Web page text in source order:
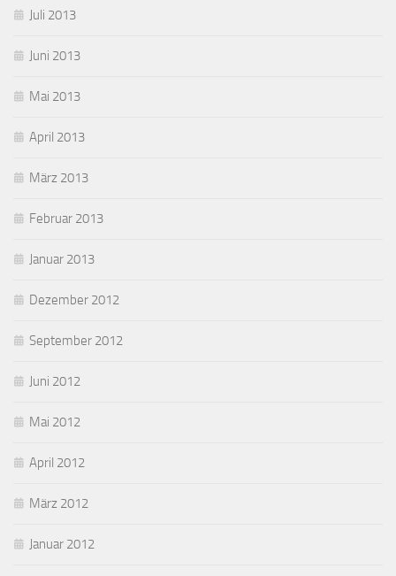
Juli 2013
Juni 2013
Mai 2013
April 2013
März 2013
Februar 2013
Januar 2013
Dezember 2012
September 2012
Juni 2012
Mai 2012
April 2012
März 2012
Januar 2012